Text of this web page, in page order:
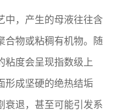
中，产生的母液往往含
合物或粘稠有机物。随
粘度会呈现指数级上
形成坚硬的绝热结垢
衰退，甚至可能引发系